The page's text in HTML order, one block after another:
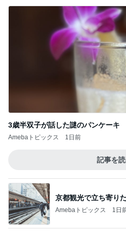
3歳半双子が話した謎のパンケーキ
Amebaトピックス 1日前
記事を
京都観光で立ち寄り
Amebaトピックス 1日